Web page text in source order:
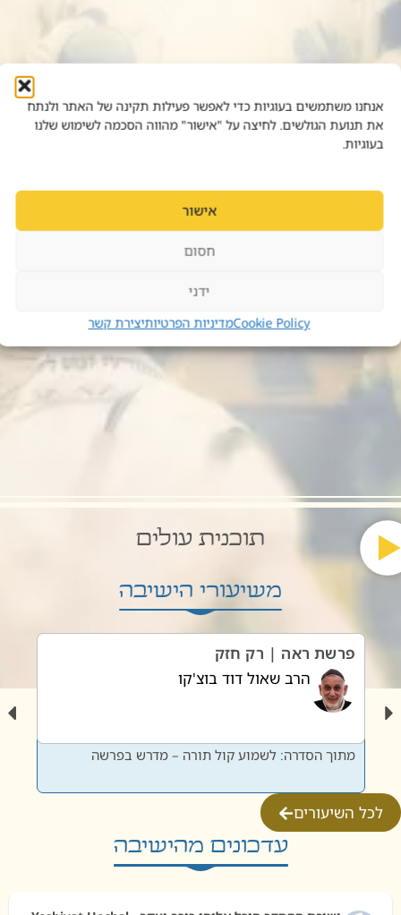
אנחנו משתמשים בעוגיות כדי לאפשר פעילות תקינה של האתר ולנתח
את תנועת הגולשים. לחיצה על "אישור" מהווה הסכמה לשימוש שלנו
בעוגיות.
אישור
חסום
ידני
Cookie Policyמדיניות הפרטיותיצירת קשר
תוכנית עולים
משיעורי הישיבה
פרשת ראה | רק חזק
הרב שאול דוד בוצ'קו
מתוך הסדרה: לשמוע קול תורה – מדרש בפרשה
לכל השיעורים
עדכונים מהישיבה